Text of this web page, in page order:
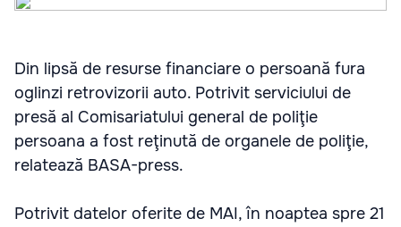
Din lipsă de resurse financiare o persoană fura
oglinzi retrovizorii auto. Potrivit serviciului de
presă al Comisariatului general de poliţie
persoana a fost reţinută de organele de poliţie,
relatează BASA-press.
Potrivit datelor oferite de MAI, în noaptea spre 21